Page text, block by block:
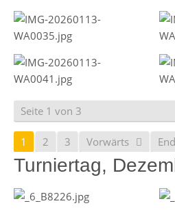
Seite 1 von 3
1 2 3 Vorwärts
Turniertag,